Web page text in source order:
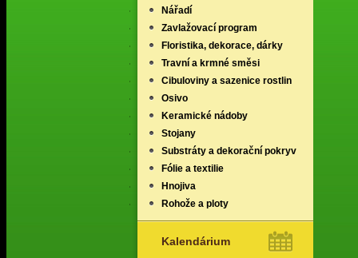
Nářadí
Zavlažovací program
Floristika, dekorace, dárky
Travní a krmné směsi
Cibuloviny a sazenice rostlin
Osivo
Keramické nádoby
Stojany
Substráty a dekorační pokryv
Fólie a textilie
Hnojiva
Rohože a ploty
Kalendárium